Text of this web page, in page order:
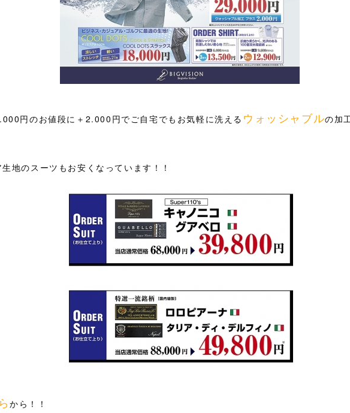
円のお値段に＋2.000円でご自宅でもお気軽に洗える ウォッシャブルの加
地のスーツもお安くなっています！！
から！！